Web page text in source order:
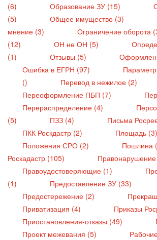
(6)
Образование ЗУ (15)
(5)
Общее имущество (3)
мнение (3)
Ограничение оборота
(12)
ОН не ОН (5)
(1)
Отзывы (5)
Ошибка в ЕГРН (97)
()
Перевод в нежилое (2)
Переоформление ПБП (7)
Перераспределение (4)
(5)
ПЗЗ (4)
Письма
ПКК Роскдастр (2)
Площадь (3)
Положения СРО (2)
Пошлина
Роскадастр (105)
Правоудостоверяющие (1)
(1)
Предоставление ЗУ (33)
Предостережение (2)
Приватизация (4)
Приказы
Приостановления-отказы (49)
Проект межевания (5)